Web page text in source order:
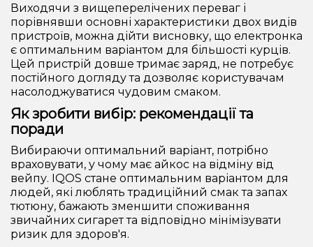
Виходячи з вищеперелічених переваг і
порівнявши основні характеристики двох видів
пристроїв, можна дійти висновку, що електронка
є оптимальним варіантом для більшості курців.
Цей пристрій довше тримає заряд, не потребує
постійного догляду та дозволяє користувачам
насолоджуватися чудовим смаком.
Як зробити вибір: рекомендації та
поради
Вибираючи оптимальний варіант, потрібно
враховувати, у чому має айкос на відміну від
вейпу. IQOS стане оптимальним варіантом для
людей, які люблять традиційний смак та запах
тютюну, бажають зменшити споживання
звичайних сигарет та відповідно мінімізувати
ризик для здоров'я.